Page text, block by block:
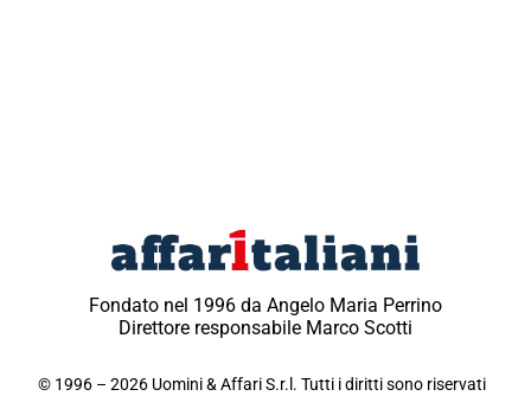
Fondato nel 1996 da Angelo Maria Perrino
Direttore responsabile Marco Scotti
© 1996 – 2026 Uomini & Affari S.r.l. Tutti i diritti sono riservati